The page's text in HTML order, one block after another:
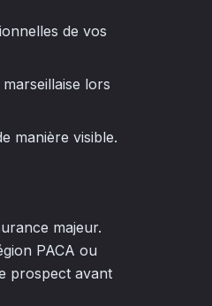
de vos
lors
manière visible.
majeur.
PACA ou
prospect avant